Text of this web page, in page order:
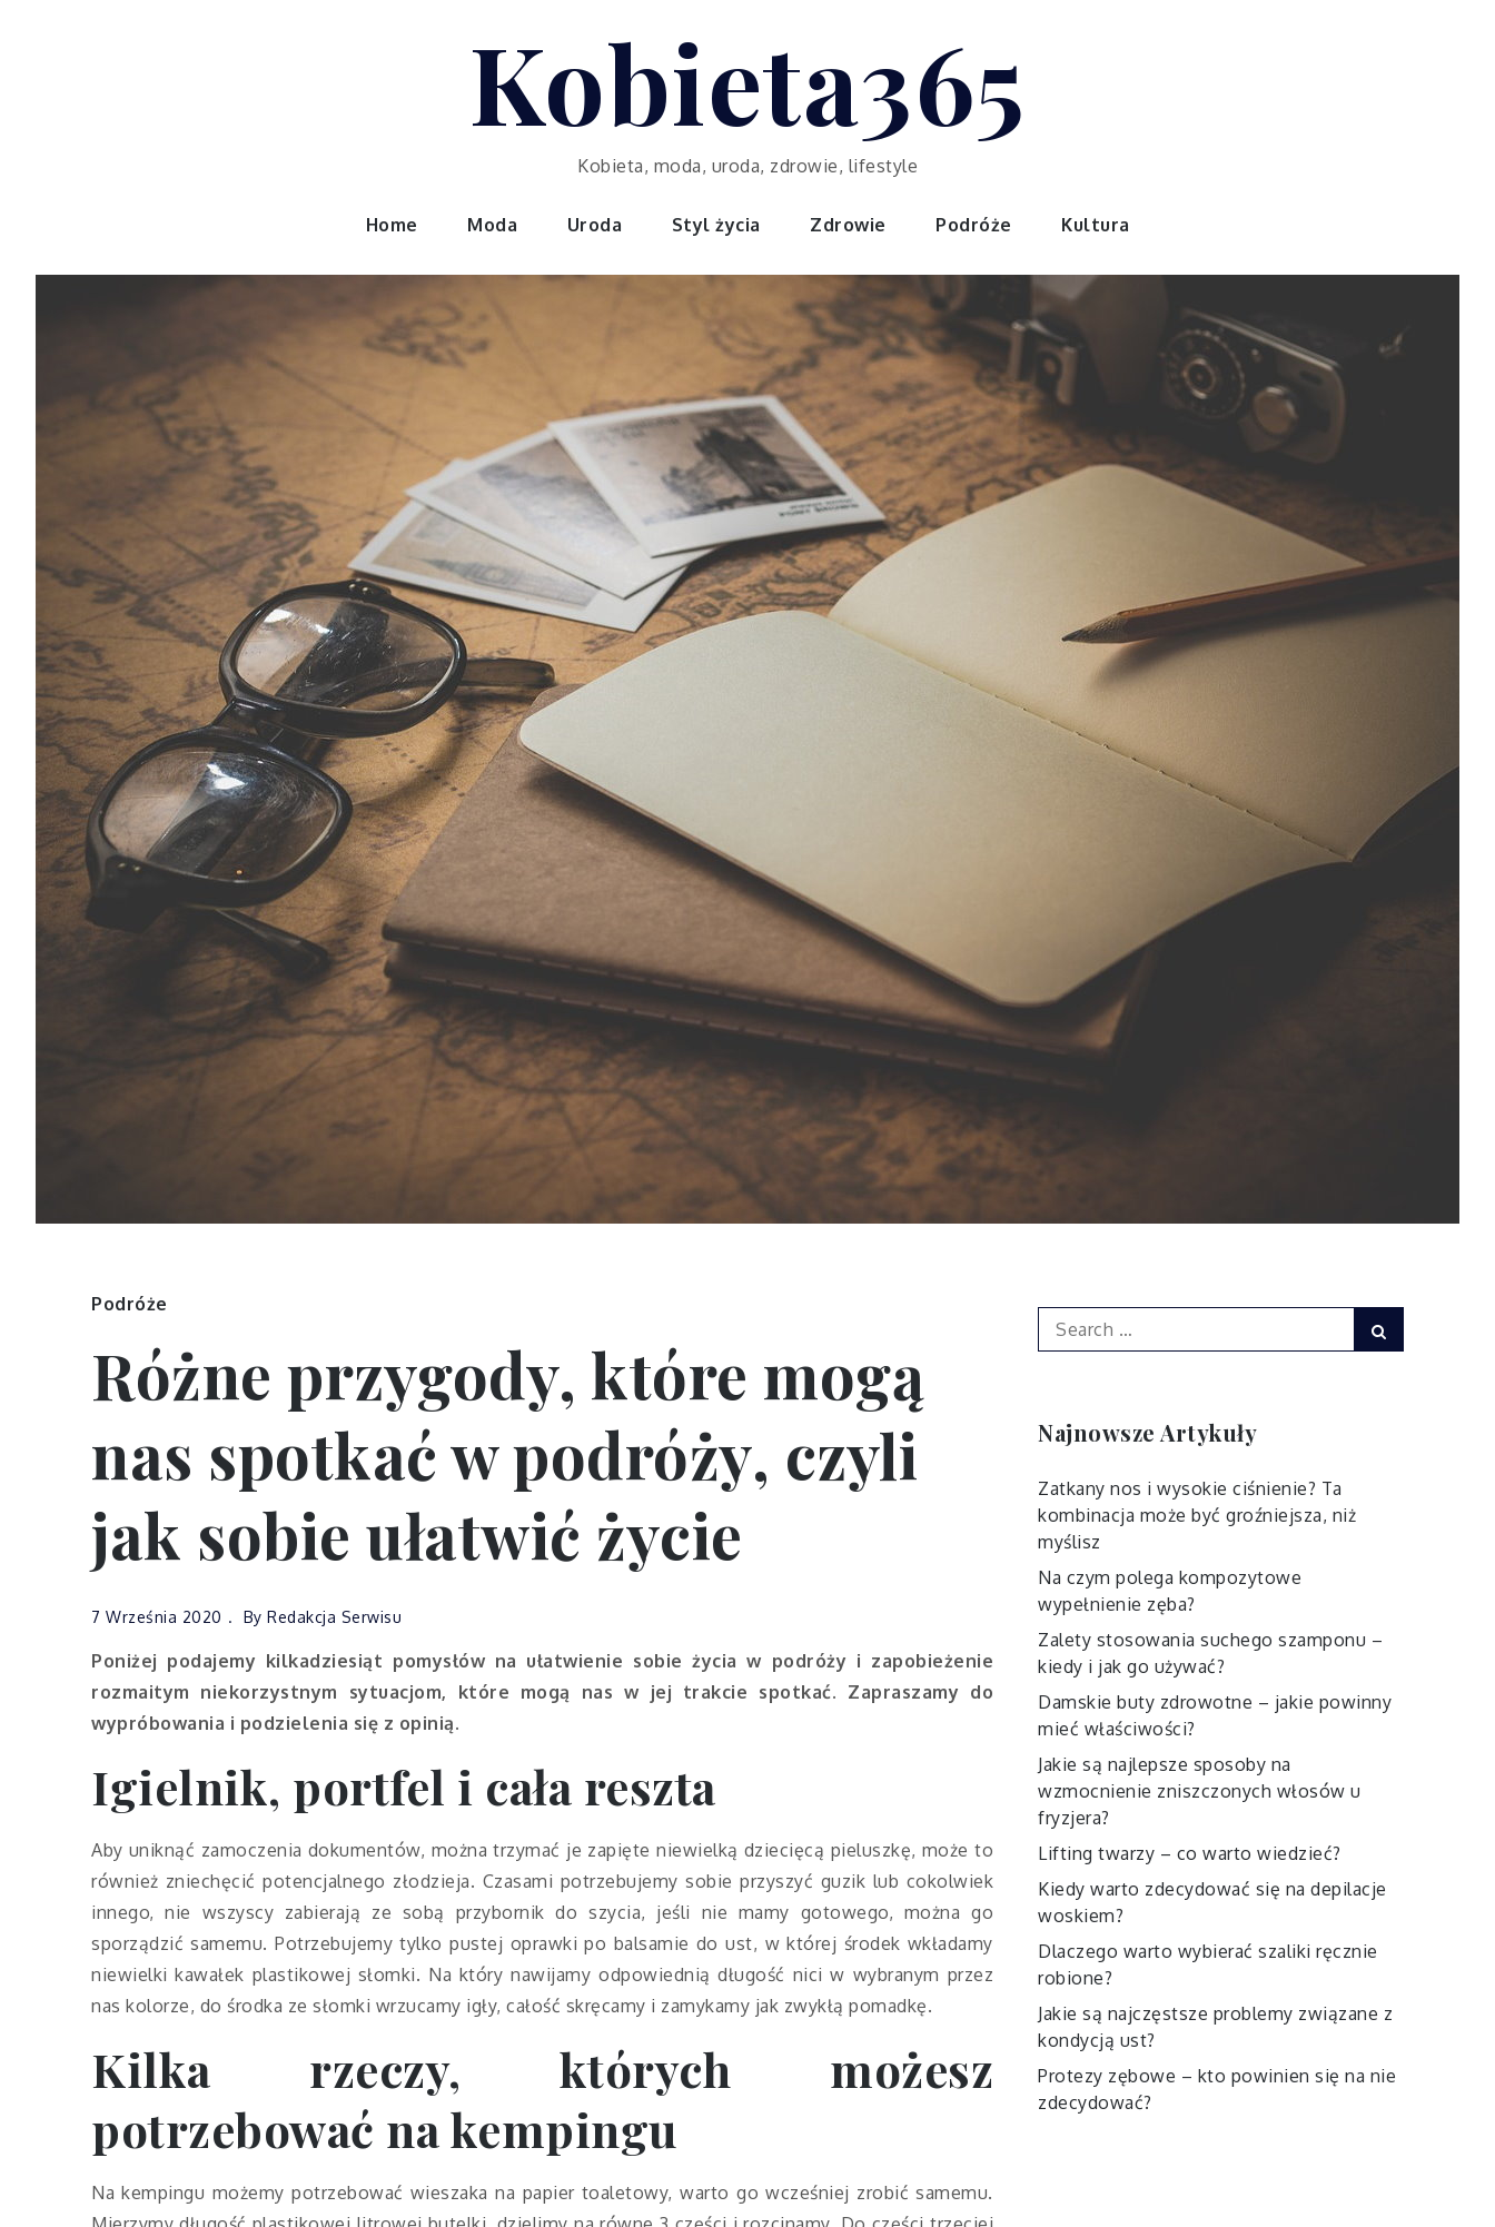
Kobieta365
Kobieta, moda, uroda, zdrowie, lifestyle
Home Moda Uroda Styl życia Zdrowie Podróże Kultura
Podróże
Różne przygody, które mogą
nas spotkać w podróży, czyli
jak sobie ułatwić życie
7 Września 2020 By Redakcja Serwisu
Poniżej podajemy kilkadziesiąt pomysłów na ułatwienie sobie życia w podróży i zapobieżenie
rozmaitym niekorzystnym sytuacjom, które mogą nas w jej trakcie spotkać. Zapraszamy do
wypróbowania i podzielenia się z opinią.
Igielnik, portfel i cała reszta
Aby uniknąć zamoczenia dokumentów, można trzymać je zapięte niewielką dziecięcą pieluszkę, może to
również zniechęcić potencjalnego złodzieja. Czasami potrzebujemy sobie przyszyć guzik lub cokolwiek
innego, nie wszyscy zabierają ze sobą przybornik do szycia, jeśli nie mamy gotowego, można go
sporządzić samemu. Potrzebujemy tylko pustej oprawki po balsamie do ust, w której środek wkładamy
niewielki kawałek plastikowej słomki. Na który nawijamy odpowiednią długość nici w wybranym przez
nas kolorze, do środka ze słomki wrzucamy igły, całość skręcamy i zamykamy jak zwykłą pomadkę.
Kilka rzeczy, których możesz
potrzebować na kempingu
Na kempingu możemy potrzebować wieszaka na papier toaletowy, warto go wcześniej zrobić samemu.
Search
for:
Najnowsze Artykuły
Zatkany nos i wysokie ciśnienie? Ta
kombinacja może być groźniejsza, niż
myślisz
Na czym polega kompozytowe
wypełnienie zęba?
Zalety stosowania suchego szamponu –
kiedy i jak go używać?
Damskie buty zdrowotne – jakie powinny
mieć właściwości?
Jakie są najlepsze sposoby na
wzmocnienie zniszczonych włosów u
fryzjera?
Lifting twarzy – co warto wiedzieć?
Kiedy warto zdecydować się na depilacje
woskiem?
Dlaczego warto wybierać szaliki ręcznie
robione?
Jakie są najczęstsze problemy związane z
kondycją ust?
Protezy zębowe – kto powinien się na nie
zdecydować?